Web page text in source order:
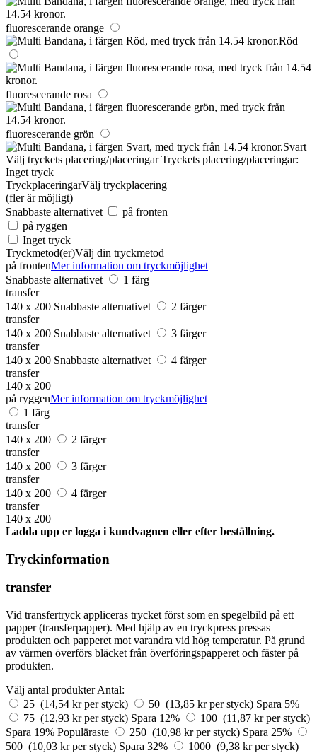
fluorescerande orange
Röd
fluorescerande rosa
fluorescerande grön
Svart
Välj tryckets placering/placeringar Tryckets placering/placeringar:
Inget tryck
TryckplaceringarVälj tryckplacering
(fler är möjligt)
Snabbaste alternativet
på fronten
på ryggen
Inget tryck
Tryckmetod(er)Välj din tryckmetod
på frontenMer information om tryckmöjlighet
Snabbaste alternativet
1 färg
transfer
140 x 200 Snabbaste alternativet
2 färger
transfer
140 x 200 Snabbaste alternativet
3 färger
transfer
140 x 200 Snabbaste alternativet
4 färger
transfer
140 x 200
på ryggenMer information om tryckmöjlighet
1 färg
transfer
140 x 200
2 färger
transfer
140 x 200
3 färger
transfer
140 x 200
4 färger
transfer
140 x 200
Ladda upp er logga i kundvagnen eller efter beställning.
Tryckinformation
transfer
Vid transfertryck appliceras trycket först som en spegelbild på ett
papper (transferpapper). Med hjälp av en tryckpress pressas
produkten och papperet mot varandra vid hög temperatur. På grund
av värmen överförs bläcket från överföringspapperet och fäster på
produkten.
Välj antal produkter Antal:
25 (14,54 kr per styck)
50 (13,85 kr per styck) Spara 5%
75 (12,93 kr per styck) Spara 12%
100 (11,87 kr per styck)
Spara 19% Populäraste 250 (10,98 kr per styck) Spara 25%
500 (10,03 kr per styck) Spara 32%
1000 (9,38 kr per styck)